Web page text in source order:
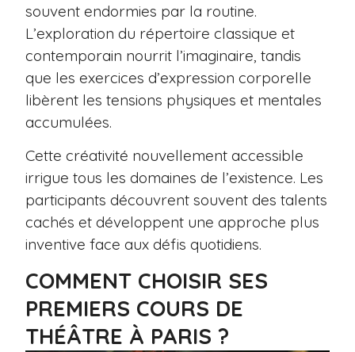
souvent endormies par la routine.
L’exploration du répertoire classique et
contemporain nourrit l’imaginaire, tandis
que les exercices d’expression corporelle
libèrent les tensions physiques et mentales
accumulées.
Cette créativité nouvellement accessible
irrigue tous les domaines de l’existence. Les
participants découvrent souvent des talents
cachés et développent une approche plus
inventive face aux défis quotidiens.
COMMENT CHOISIR SES
PREMIERS COURS DE
THÉÂTRE À PARIS ?